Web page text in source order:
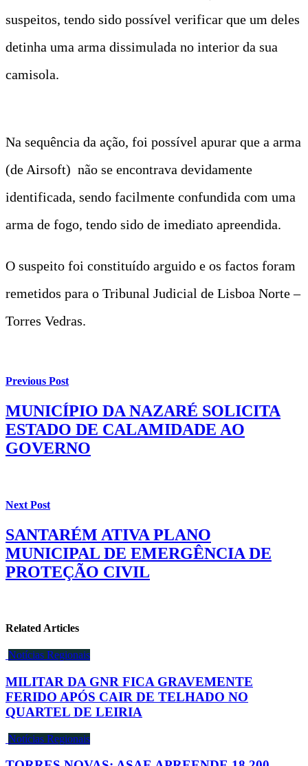
suspeitos, tendo sido possível verificar que um deles
detinha uma arma dissimulada no interior da sua
camisola.
Na sequência da ação, foi possível apurar que a arma
(de Airsoft) não se encontrava devidamente
identificada, sendo facilmente confundida com uma
arma de fogo, tendo sido de imediato apreendida.
O suspeito foi constituído arguido e os factos foram
remetidos para o Tribunal Judicial de Lisboa Norte –
Torres Vedras.
Previous Post
MUNICÍPIO DA NAZARÉ SOLICITA
ESTADO DE CALAMIDADE AO
GOVERNO
Next Post
SANTARÉM ATIVA PLANO
MUNICIPAL DE EMERGÊNCIA DE
PROTEÇÃO CIVIL
Related Articles
Notícias Regionais
MILITAR DA GNR FICA GRAVEMENTE
FERIDO APÓS CAIR DE TELHADO NO
QUARTEL DE LEIRIA
Notícias Regionais